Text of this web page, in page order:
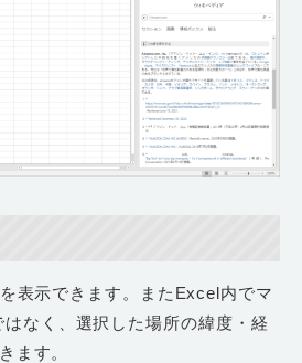
表示できます。またExcel内でマ
なく、選択した場所の緯度・経
ます。